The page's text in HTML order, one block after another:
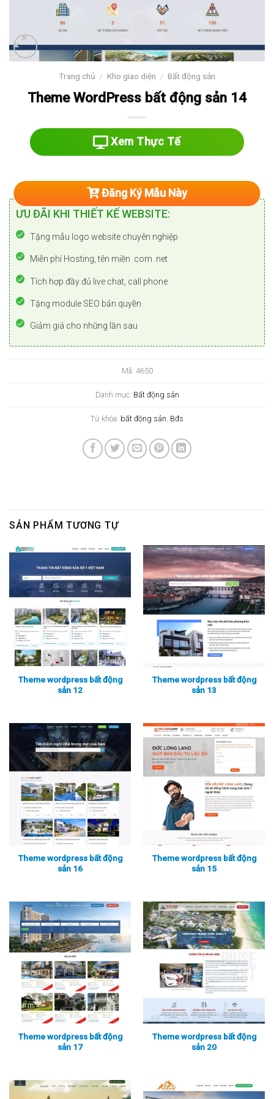
Trang chủ / Kho giao diện / Bất động sản
Theme WordPress bất động sản 14
Xem Thực Tế
ƯU ĐÃI KHI THIẾT KẾ WEBSITE:
Tặng mẫu logo website chuyên nghiệp
Miễn phí Hosting, tên miền .com .net
Tích hợp đầy đủ live chat, call phone
Tặng module SEO bản quyền
Giảm giá cho những lần sau
Đăng Ký Mẫu Này
Mã: 4650
Danh mục: Bất động sản
Từ khóa: bất động sản Bđs
SẢN PHẨM TƯƠNG TỰ
Xem thực tế Xem chi tiết
Theme wordpress bất động
sản 12
Xem thực tế Xem chi tiết
Theme wordpress bất động
sản 13
Xem thực tế Xem chi tiết
Theme wordpress bất động
sản 16
Xem thực tế Xem chi tiết
Theme wordpress bất động
sản 15
Xem thực tế Xem chi tiết
Theme wordpress bất động
sản 17
Xem thực tế Xem chi tiết
Theme wordpress bất động
sản 20